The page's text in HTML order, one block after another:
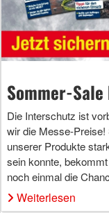
Sommer-
Die Interschutz ist
wir die Messe-
unserer Produkte
sein konnte,
noch einmal die
Weiterlesen